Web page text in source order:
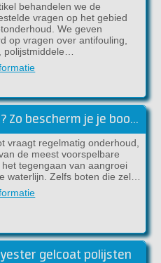
behandelen we de
vragen op het gebied
We geven
op vragen over antifouling,
polijstmiddele…
Antifouling aanbrengen? Zo bescherm je je boot tegen aangroei
vraagt regelmatig onderhoud,
de meest voorspelbare
het tegengaan van aangroei
waterlijn. Zelfs boten die zel…
gelcoat polijsten